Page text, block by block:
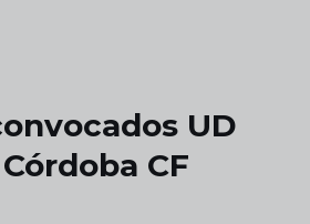
UD
CF